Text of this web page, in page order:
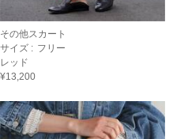
その他スカート
サイズ : フリー
レッド
¥13,200